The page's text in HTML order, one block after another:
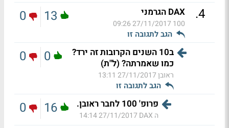
4
. DAX הגרמני
100
27/11/2017 09:26
הגב לתגובה זו
13
0
ב10 השנים הקרובות זה ירד?
כמו שאמרתה? (ל"ת)
ראובן27/11/2017 13:11
הגב לתגובה זו
0
0
פרופ' 100 לחבר ראובן.
ה DAX 27/11/2017 14:14
16
0